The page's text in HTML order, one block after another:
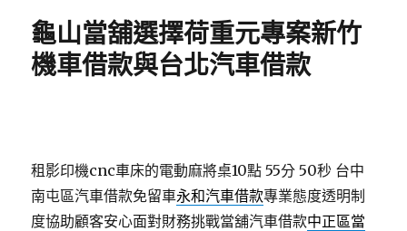
龜山當舖選擇荷重元專案新竹
機車借款與台北汽車借款
租影印機cnc車床的電動麻將桌10點 55分 50秒 台中
南屯區汽車借款免留車永和汽車借款專業態度透明制
度協助顧客安心面對財務挑戰當舖汽車借款中正區當